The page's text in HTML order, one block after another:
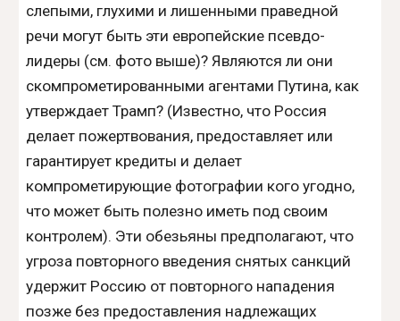
слепыми, глухими и лишенными праведной
речи могут быть эти европейские псевдо-
лидеры (см. фото выше)? Являются ли они
скомпрометированными агентами Путина, как
утверждает Трамп? (Известно, что Россия
делает пожертвования, предоставляет или
гарантирует кредиты и делает
компрометирующие фотографии кого угодно,
что может быть полезно иметь под своим
контролем). Эти обезьяны предполагают, что
угроза повторного введения снятых санкций
удержит Россию от повторного нападения
позже без предоставления надлежащих